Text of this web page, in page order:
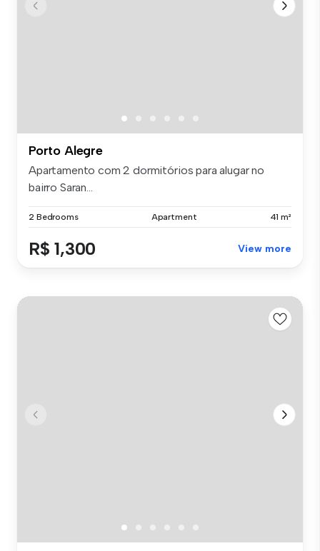
Porto Alegre
Apartamento com 2 dormitórios para alugar no
bairro Saran...
2 Bedrooms Apartment 41 m²
R$ 1,300 View more